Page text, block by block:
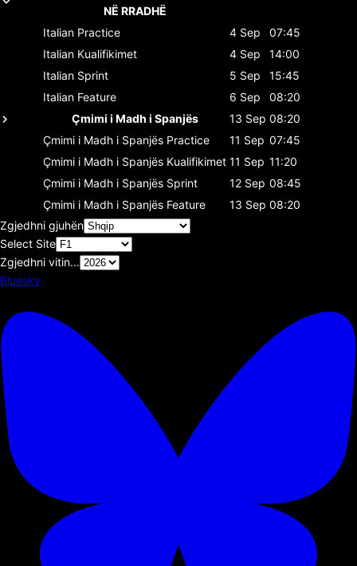
NË RRADHË
Italian Practice 4 Sep
07:45
Italian Kualifikimet 4 Sep
14:00
Italian Sprint 5 Sep
15:45
Italian Feature 6 Sep
08:20
Çmimi i Madh i Spanjës
13 Sep 08:20
Çmimi i Madh i Spanjës Practice 11 Sep 07:45
Çmimi i Madh i Spanjës Kualifikimet 11 Sep 11:20
Çmimi i Madh i Spanjës Sprint 12 Sep 08:45
Çmimi i Madh i Spanjës Feature 13 Sep 08:20
Zgjedhni gjuhën
Select Site
Zgjedhni vitin...
Bluesky